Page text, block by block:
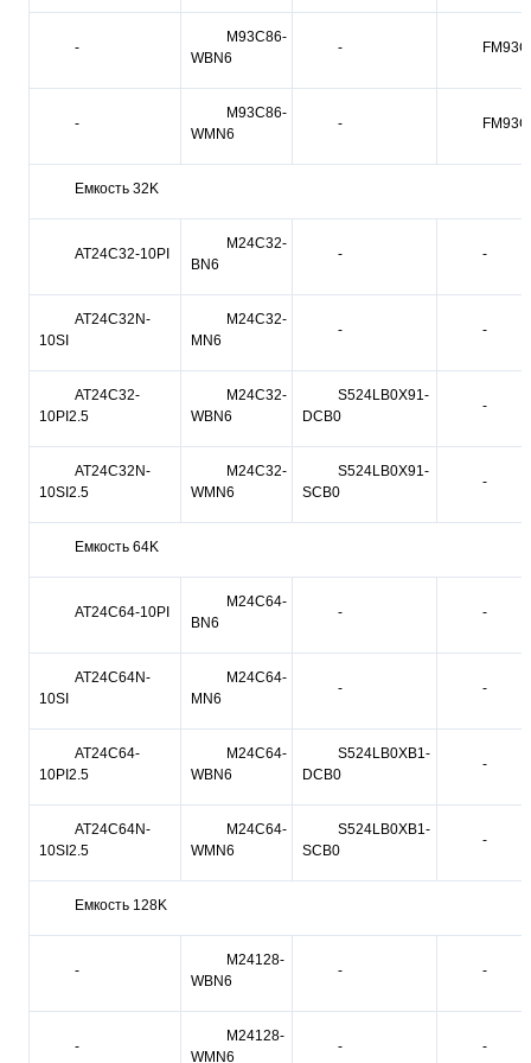
-
M93C86-
WBN6
-
-
M93C86-
WMN6
-
Емкость 32K
AT24C32-10PI
M24C32-
BN6
- -
AT24C32N-
10SI
M24C32-
MN6
- -
AT24C32-
10PI2.5
M24C32-
WBN6
S524LB0X91-
DCB0
-
AT24C32N-
10SI2.5
M24C32-
WMN6
S524LB0X91-
SCB0
-
Емкость 64K
AT24C64-10PI
M24C64-
BN6
- -
AT24C64N-
10SI
M24C64-
MN6
- -
AT24C64-
10PI2.5
M24C64-
WBN6
S524LB0XB1-
DCB0
-
AT24C64N-
10SI2.5
M24C64-
WMN6
S524LB0XB1-
SCB0
-
Емкость 128K
-
M24128-
WBN6
- -
-
M24128-
WMN6
- -